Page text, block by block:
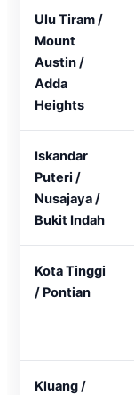
Ulu Tiram /
Mount
Austin /
Adda
Heights
Iskandar
Puteri /
Nusajaya /
Bukit Indah
Kota Tinggi
/ Pontian
Kluang /